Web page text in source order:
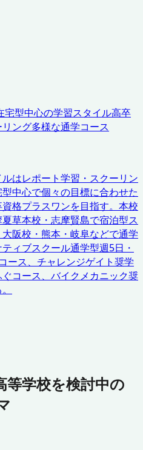
宅型中心の学習スタイル高卒
ング多様な通学コース
はレポート学習・スクーリン
中心で個々の目標に合わせた
格プラスワンを目指す。本校
草本校・志摩賢島で宿泊型ス
阪校・熊本・岐阜などで通学
ィブスクール通学型週5日・
ース、チャレンジゲイト奨学
コース、バイクメカニック奨
等学校を検討中の